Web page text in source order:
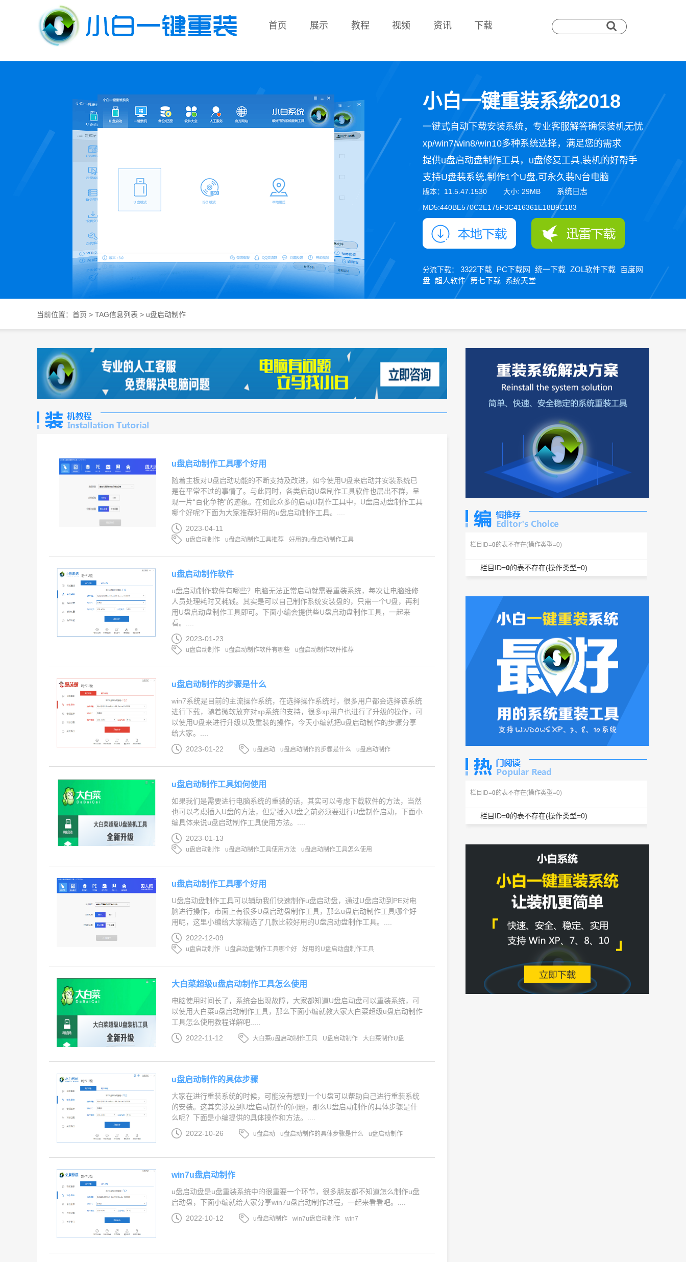
首页 展示 教程 视频 资讯 下载
小白一键重装系统2018
一键式自动下载安装系统，专业客服解答确保装机无忧
xp/win7/win8/win10多种系统选择，满足您的需求
提供u盘启动盘制作工具，u盘修复工具,装机的好帮手
支持U盘装系统,制作1个U盘,可永久装N台电脑
版本：11.5.47.1530 大小: 29MB 系统日志
MD5:440BE570C2E175F3C416361E18B9C183
分流下载： 3322下载 PC下载网 统一下载 ZOL软件下载 百度网
盘 超人软件 第七下载 系统天堂
当前位置： 首页 > TAG信息列表 > u盘启动制作
u盘启动制作工具哪个好用
随着主板对U盘启动功能的不断支持及改进，如今使用U盘来启动并安装系统已
是在平常不过的事情了。与此同时，各类启动U盘制作工具软件也层出不群，呈
现一片“百化争艳”的迹象。在如此众多的启动U制作工具中，U盘启动盘制作工具
哪个好呢?下面为大家推荐好用的u盘启动制作工具。....
2023-04-11
u盘启动制作 u盘启动制作工具推荐 好用的u盘启动制作工具
u盘启动制作软件
u盘启动制作软件有哪些？电脑无法正常启动就需要重装系统，每次让电脑维修
人员处理耗时又耗钱。其实是可以自己制作系统安装盘的，只需一个U盘，再利
用U盘启动盘制作工具即可。下面小编会提供些U盘启动盘制作工具，一起来
看。....
2023-01-23
u盘启动制作 u盘启动制作软件有哪些 u盘启动制作软件推荐
u盘启动制作的步骤是什么
win7系统是目前的主流操作系统，在选择操作系统时，很多用户都会选择该系统
进行下载，随着微软放弃对xp系统的支持，很多xp用户也进行了升级的操作，可
以使用U盘来进行升级以及重装的操作，今天小编就把u盘启动制作的步骤分享
给大家。....
2023-01-22
u盘启动 u盘启动制作的步骤是什么 u盘启动制作
u盘启动制作工具如何使用
如果我们是需要进行电脑系统的重装的话，其实可以考虑下载软件的方法，当然
也可以考虑插入U盘的方法，但是插入U盘之前必须要进行U盘制作启动，下面小
编具体来说u盘启动制作工具使用方法。....
2023-01-13
u盘启动制作 u盘启动制作工具使用方法 u盘启动制作工具怎么使用
u盘启动制作工具哪个好用
U盘启动盘制作工具可以辅助我们快速制作u盘启动盘，通过U盘启动到PE对电
脑进行操作，市面上有很多U盘启动盘制作工具，那么u盘启动制作工具哪个好
用呢，这里小编给大家精选了几款比较好用的U盘启动盘制作工具。....
2022-12-09
u盘启动制作 U盘启动盘制作工具哪个好 好用的U盘启动盘制作工具
大白菜超级u盘启动制作工具怎么使用
电脑使用时间长了，系统会出现故障，大家都知道U盘启动盘可以重装系统，可
以使用大白菜u盘启动制作工具，那么下面小编就教大家大白菜超级u盘启动制作
工具怎么使用教程详解吧.....
2022-11-12
大白菜u盘启动制作工具 U盘启动制作 大白菜制作U盘
u盘启动制作的具体步骤
大家在进行重装系统的时候，可能没有想到一个U盘可以帮助自己进行重装系统
的安装。这其实涉及到U盘启动制作的问题，那么U盘启动制作的具体步骤是什
么呢？下面是小编提供的具体操作和方法。....
2022-10-26
u盘启动 u盘启动制作的具体步骤是什么 u盘启动制作
win7u盘启动制作
u盘启动盘是u盘重装系统中的很重要一个环节，很多朋友都不知道怎么制作u盘
启动盘，下面小编就给大家分享win7u盘启动制作过程，一起来看看吧。....
2022-10-12
u盘启动制作 win7u盘启动制作 win7
栏目ID=0 的表不存在(操作类型=0)
栏目ID=0的表不存在(操作类型=0)
栏目ID=0 的表不存在(操作类型=0)
栏目ID=0的表不存在(操作类型=0)